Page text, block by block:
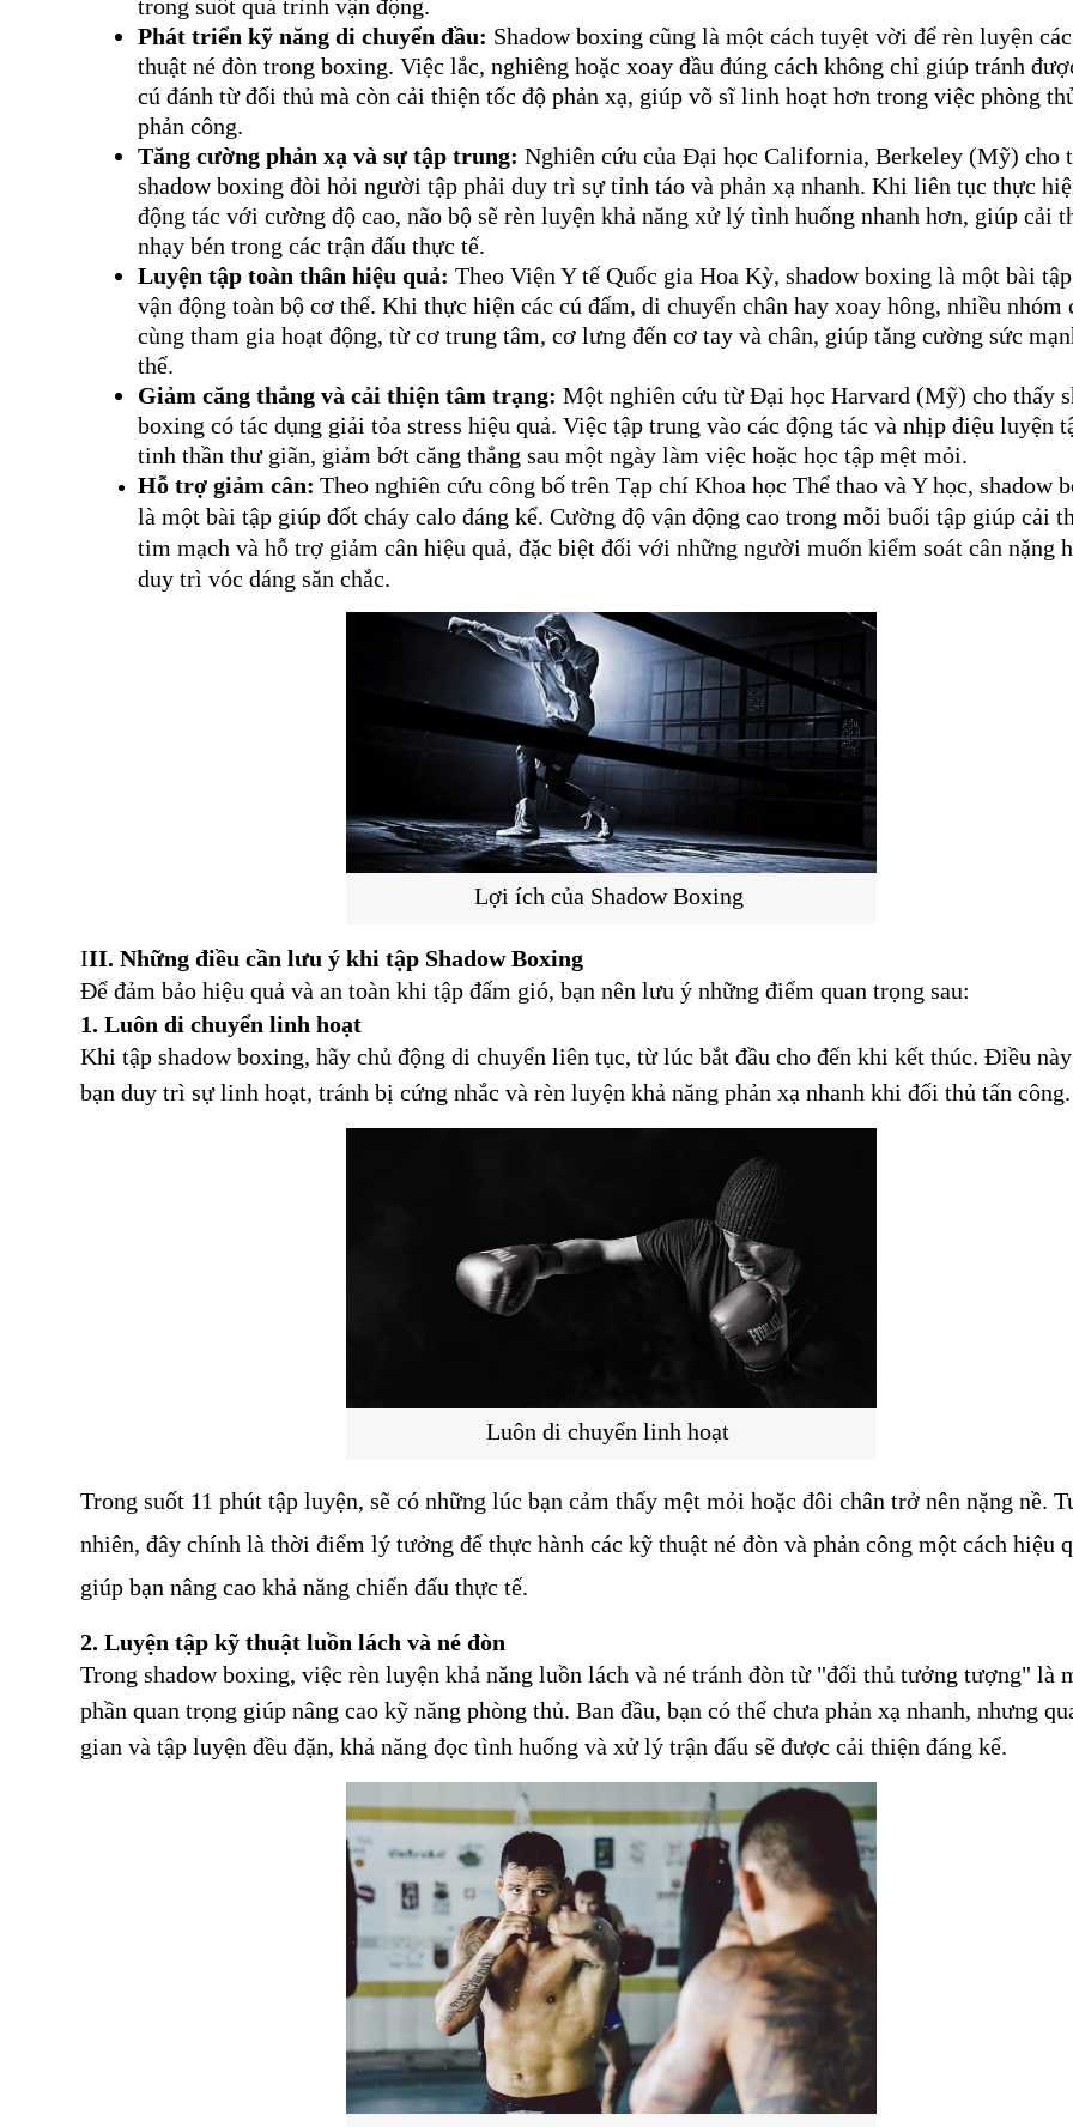
trong suốt quá trình vận động.
Phát triển kỹ năng di chuyển đầu: Shadow boxing cũng là một cách tuyệt vời để rèn luyện
thuật né đòn trong boxing. Việc lắc, nghiêng hoặc xoay đầu đúng cách không chỉ giúp tránh
cú đánh từ đối thủ mà còn cải thiện tốc độ phản xạ, giúp võ sĩ linh hoạt hơn trong việc phòng
phản công.
Tăng cường phản xạ và sự tập trung: Nghiên cứu của Đại học California, Berkeley (Mỹ) cho
shadow boxing đòi hỏi người tập phải duy trì sự tỉnh táo và phản xạ nhanh. Khi liên tục thực
động tác với cường độ cao, não bộ sẽ rèn luyện khả năng xử lý tình huống nhanh hơn, giúp cải
nhạy bén trong các trận đấu thực tế.
Luyện tập toàn thân hiệu quả: Theo Viện Y tế Quốc gia Hoa Kỳ, shadow boxing là một bài
vận động toàn bộ cơ thể. Khi thực hiện các cú đấm, di chuyển chân hay xoay hông, nhiều nhóm
cùng tham gia hoạt động, từ cơ trung tâm, cơ lưng đến cơ tay và chân, giúp tăng cường sức
thể.
Giảm căng thẳng và cải thiện tâm trạng: Một nghiên cứu từ Đại học Harvard (Mỹ) cho thấy
boxing có tác dụng giải tỏa stress hiệu quả. Việc tập trung vào các động tác và nhịp điệu luyện
tinh thần thư giãn, giảm bớt căng thẳng sau một ngày làm việc hoặc học tập mệt mỏi.
Hỗ trợ giảm cân: Theo nghiên cứu công bố trên Tạp chí Khoa học Thể thao và Y học, shadow
là một bài tập giúp đốt cháy calo đáng kể. Cường độ vận động cao trong mỗi buổi tập giúp cải
tim mạch và hỗ trợ giảm cân hiệu quả, đặc biệt đối với những người muốn kiểm soát cân nặng
duy trì vóc dáng săn chắc.
Lợi ích của Shadow Boxing
III. Những điều cần lưu ý khi tập Shadow Boxing
Để đảm bảo hiệu quả và an toàn khi tập đấm gió, bạn nên lưu ý những điểm quan trọng sau:
1. Luôn di chuyển linh hoạt
Khi tập shadow boxing, hãy chủ động di chuyển liên tục, từ lúc bắt đầu cho đến khi kết thúc. Điều
bạn duy trì sự linh hoạt, tránh bị cứng nhắc và rèn luyện khả năng phản xạ nhanh khi đối thủ tấn công.
Luôn di chuyển linh hoạt
Trong suốt 11 phút tập luyện, sẽ có những lúc bạn cảm thấy mệt mỏi hoặc đôi chân trở nên nặng nề.
nhiên, đây chính là thời điểm lý tưởng để thực hành các kỹ thuật né đòn và phản công một cách hiệu
giúp bạn nâng cao khả năng chiến đấu thực tế.
2. Luyện tập kỹ thuật luồn lách và né đòn
Trong shadow boxing, việc rèn luyện khả năng luồn lách và né tránh đòn từ "đối thủ tưởng tượng" là
phần quan trọng giúp nâng cao kỹ năng phòng thủ. Ban đầu, bạn có thể chưa phản xạ nhanh, nhưng
gian và tập luyện đều đặn, khả năng đọc tình huống và xử lý trận đấu sẽ được cải thiện đáng kể.